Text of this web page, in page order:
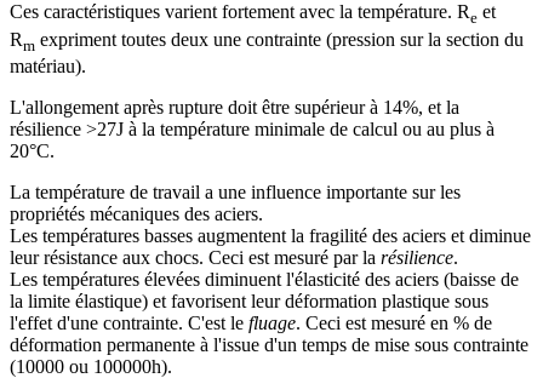
Ces caractéristiques varient fortement avec la température. Re et
Rm expriment toutes deux une contrainte (pression sur la section du
matériau).
L'allongement après rupture doit être supérieur à 14%, et la
résilience >27J à la température minimale de calcul ou au plus à
20°C.
La température de travail a une influence importante sur les
propriétés mécaniques des aciers.
Les températures basses augmentent la fragilité des aciers et diminue
leur résistance aux chocs. Ceci est mesuré par la résilience.
Les températures élevées diminuent l'élasticité des aciers (baisse de
la limite élastique) et favorisent leur déformation plastique sous
l'effet d'une contrainte. C'est le fluage. Ceci est mesuré en % de
déformation permanente à l'issue d'un temps de mise sous contrainte
(10000 ou 100000h).